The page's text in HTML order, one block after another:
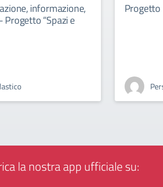
informazione,
“Spazi e
la nostra app ufficiale su: